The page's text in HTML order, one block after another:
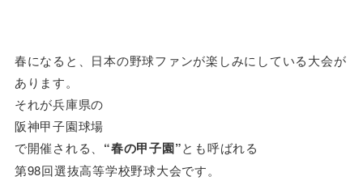
春になると、日本の野球ファンが楽しみにしている大会が
あります。
それが兵庫県の
阪神甲子園球場
で開催される、 “春の甲子園”とも呼ばれる
第98回選抜高等学校野球大会です。